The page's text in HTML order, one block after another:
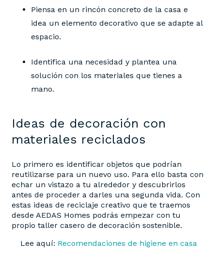
Piensa en un rincón concreto de la casa e
idea un elemento decorativo que se adapte al
espacio.
Identifica una necesidad y plantea una
solución con los materiales que tienes a
mano.
Ideas de decoración con
materiales reciclados
Lo primero es identificar objetos que podrían
reutilizarse para un nuevo uso. Para ello basta con
echar un vistazo a tu alrededor y descubrirlos
antes de proceder a darles una segunda vida. Con
estas ideas de reciclaje creativo que te traemos
desde AEDAS Homes podrás empezar con tu
propio taller casero de decoración sostenible.
Lee aquí: Recomendaciones de higiene en casa